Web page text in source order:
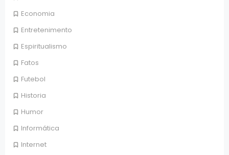
Economia
Entretenimento
Espiritualismo
Fatos
Futebol
Historia
Humor
Informática
Internet